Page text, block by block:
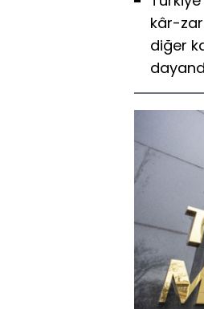
kâr-
diğer